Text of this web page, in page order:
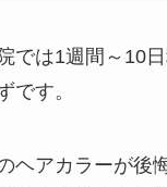
では1週間～10
です。
ヘアカラーが後